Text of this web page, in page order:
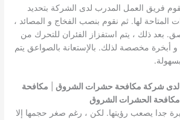
فريق العمل المدرب لدى الشركة بتحديد
المتاحة لها. ثم نقوم بنصب الفخاج و المصائد ،
بعد ذلك ، يتم استفزاز الفئران للتحرك من
و أبخرة مخصصة لذلك. بالإستعانة بالصواعق يتم
لدى شركة مكافحة حشرات الشروق
مكافحة
الحشرات الشروق
جدا يصعب رؤيتها. لكن ، رغم صغر حجمها إلا